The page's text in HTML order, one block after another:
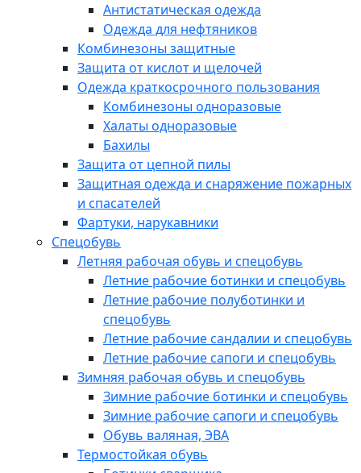
Антистатическая одежда
Одежда для нефтяников
Комбинезоны защитные
Защита от кислот и щелочей
Одежда краткосрочного пользования
Комбинезоны одноразовые
Халаты одноразовые
Бахилы
Защита от цепной пилы
Защитная одежда и снаряжение пожарных
и спасателей
Фартуки, нарукавники
Спецобувь
Летняя рабочая обувь и спецобувь
Летние рабочие ботинки и спецобувь
Летние рабочие полуботинки и
спецобувь
Летние рабочие сандалии и спецобувь
Летние рабочие сапоги и спецобувь
Зимняя рабочая обувь и спецобувь
Зимние рабочие ботинки и спецобувь
Зимние рабочие сапоги и спецобувь
Обувь валяная, ЭВА
Термостойкая обувь